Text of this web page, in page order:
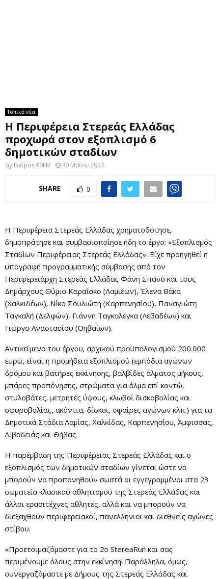
Τοπικά νέα
Η Περιφέρεια Στερεάς Ελλάδας
προχωρά στον εξοπλισμό 6
δημοτικών σταδίων
by Evripos 90FM 30 Μαΐου 2023
SHARE 0
Η Περιφέρεια Στερεάς Ελλάδας χρηματοδότησε,
δημοπράτησε και συμβασιοποίησε ήδη το έργο: «Εξοπλισμός
Σταδίων Περιφέρειας Στερεάς Ελλάδας». Είχε προηγηθεί η
υπογραφή προγραμματικής σύμβασης από τον
Περιφερειάρχη Στερεάς Ελλάδας Φάνη Σπανό και τους
Δημάρχους Θύμιο Καραΐσκο (Λαμιέων), Έλενα Βάκα
(Χαλκιδέων), Νίκο Σουλιώτη (Καρπενησίου), Παναγιώτη
Ταγκαλή (Δελφών), Γιάννη Ταγκαλέγκα (Λεβαδέων) και
Γιώργο Αναστασίου (Θηβαίων).
Αντικείμενο του έργου, αρχικού προϋπολογισμού 200.000
ευρώ, είναι η προμήθεια εξοπλισμού (εμπόδια αγώνων
δρόμου και βατήρες εκκίνησης, βαλβίδες άλματος μήκους,
μπάρες προπόνησης, στρώματα για άλμα επί κοντώ,
στυλοβάτες, μετρητές ύψους, κλωβοί δισκοβολίας και
σφυροβολίας, ακόντια, δίσκοι, σφαίρες αγώνων κλπ.) για τα
Δημοτικά Στάδια Λαμίας, Χαλκίδας, Καρπενησίου, Άμφισσας,
Λιβαδειάς και Θήβας.
Η παρέμβαση της Περιφέρειας Στερεάς Ελλάδας και ο
εξοπλισμός των δημοτικών σταδίων γίνεται ώστε να
μπορούν να προπονηθούν σωστά οι εγγεγραμμένοι στα 23
σωματεία κλασικού αθλητισμού της Στερεάς Ελλάδας και
άλλοι ερασιτέχνες αθλητές, αλλά και να μπορούν να
διεξαχθούν περιφερειακοί, πανελλήνιοι και διεθνείς αγώνες
στίβου.
«Προετοιμαζόμαστε για το 2ο StereaRun και σας
περιμένουμε όλους στην εκκίνηση! Παράλληλα, όμως,
συνεργαζόμαστε με Δήμους της Στερεάς Ελλάδας και